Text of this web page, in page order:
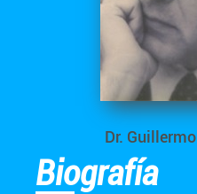
Dr.
Biografía